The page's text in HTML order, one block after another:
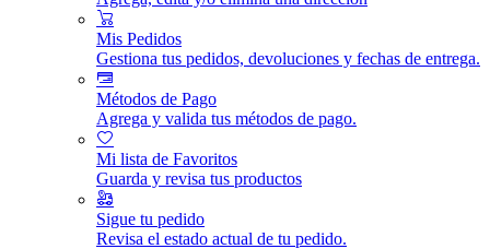
Mis Pedidos
Gestiona tus pedidos, devoluciones y fechas de entrega.
Métodos de Pago
Agrega y valida tus métodos de pago.
Mi lista de Favoritos
Guarda y revisa tus productos
Sigue tu pedido
Revisa el estado actual de tu pedido.